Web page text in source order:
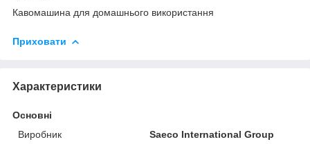
Кавомашина для домашнього використання
Приховати
Характеристики
Основні
Виробник
Saeco International Group